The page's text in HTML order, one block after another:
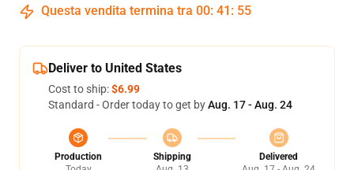
Questa vendita termina tra 00: 41 : 54
Deliver to United States
Cost to ship:$6.99
Standard - Order today to get byAug. 17 - Aug. 24
Production
Shipping
Delivered